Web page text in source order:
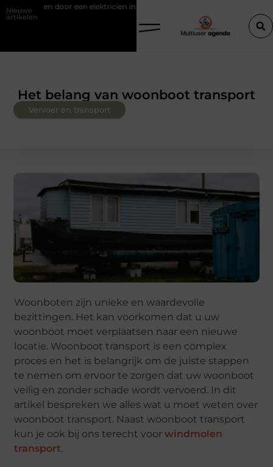
Nieuwe
artikelen
door een elektricien in Barneveld
Het belang van woonboot transport
Vervoer en transport
Woonboten zijn unieke en waardevolle
bezittingen. Het kan voorkomen dat u uw
woonboot moet verplaatsen naar een nieuwe
locatie. Woonboot transport is een complex
proces en het is belangrijk om de juiste stappen
te nemen om ervoor te zorgen dat uw woonboot
veilig en zonder schade wordt vervoerd. In dit
artikel bespreken we alles wat u moet weten over
woonboot transport. Naast woonboot transport
kun je ook bij ons terecht voorwindmolen
transport.